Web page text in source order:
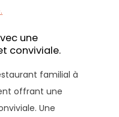
une
conviviale.
familial à
offrant une
Une